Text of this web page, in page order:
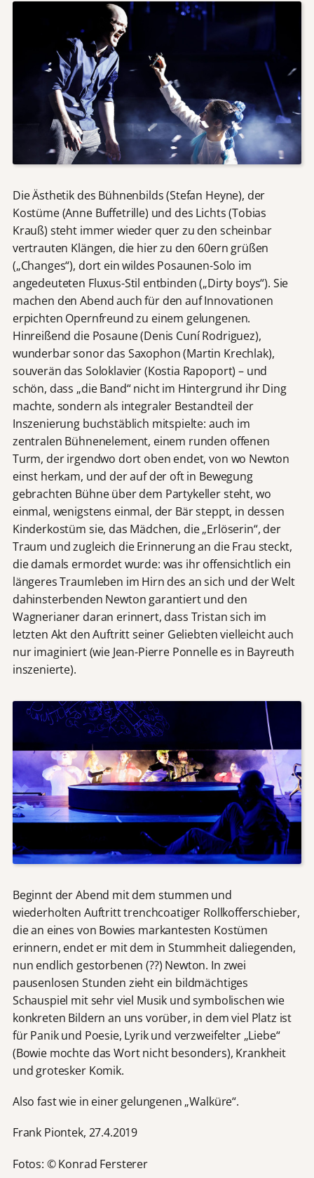
Die Ästhetik des Bühnenbilds (Stefan Heyne), der
Kostüme (Anne Buffetrille) und des Lichts (Tobias
Krauß) steht immer wieder quer zu den scheinbar
vertrauten Klängen, die hier zu den 60ern grüßen
(„Changes“), dort ein wildes Posaunen-Solo im
angedeuteten Fluxus-Stil entbinden („Dirty boys“). Sie
machen den Abend auch für den auf Innovationen
erpichten Opernfreund zu einem gelungenen.
Hinreißend die Posaune (Denis Cuní Rodriguez),
wunderbar sonor das Saxophon (Martin Krechlak),
souverän das Soloklavier (Kostia Rapoport) – und
schön, dass „die Band“ nicht im Hintergrund ihr Ding
machte, sondern als integraler Bestandteil der
Inszenierung buchstäblich mitspielte: auch im
zentralen Bühnenelement, einem runden offenen
Turm, der irgendwo dort oben endet, von wo Newton
einst herkam, und der auf der oft in Bewegung
gebrachten Bühne über dem Partykeller steht, wo
einmal, wenigstens einmal, der Bär steppt, in dessen
Kinderkostüm sie, das Mädchen, die „Erlöserin“, der
Traum und zugleich die Erinnerung an die Frau steckt,
die damals ermordet wurde: was ihr offensichtlich ein
längeres Traumleben im Hirn des an sich und der Welt
dahinsterbenden Newton garantiert und den
Wagnerianer daran erinnert, dass Tristan sich im
letzten Akt den Auftritt seiner Geliebten vielleicht auch
nur imaginiert (wie Jean-Pierre Ponnelle es in Bayreuth
inszenierte).
Beginnt der Abend mit dem stummen und
wiederholten Auftritt trenchcoatiger Rollkofferschieber,
die an eines von Bowies markantesten Kostümen
erinnern, endet er mit dem in Stummheit daliegenden,
nun endlich gestorbenen (??) Newton. In zwei
pausenlosen Stunden zieht ein bildmächtiges
Schauspiel mit sehr viel Musik und symbolischen wie
konkreten Bildern an uns vorüber, in dem viel Platz ist
für Panik und Poesie, Lyrik und verzweifelter „Liebe“
(Bowie mochte das Wort nicht besonders), Krankheit
und grotesker Komik.
Also fast wie in einer gelungenen „Walküre“.
Frank Piontek, 27.4.2019
Fotos: © Konrad Fersterer